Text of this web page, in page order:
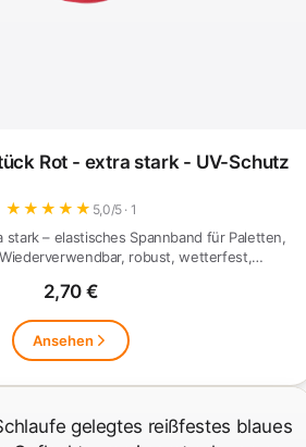
Rot - extra stark - UV-Schutz
★ ★ ★ ★ ★ 5,0/5 · 1
stark – elastisches Spannband für Paletten,
robust, wetterfest,…
2,70 €
Ansehen